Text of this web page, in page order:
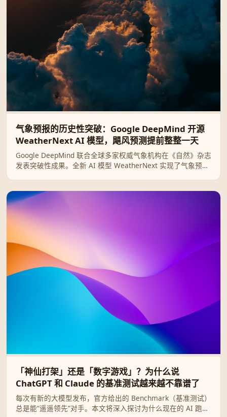
气象预报的历史性突破：Google DeepMind 开源
WeatherNext AI 模型，飓风预测提前整整一天
Google DeepMind 联合全球多家权威气象机构在《自然》杂志
发表突破性成果。全新 AI 模型 WeatherNext 实现了气象预报
已全面开源。
「神仙打架」还是「数字游戏」？为什么说
ChatGPT 和 Claude 的基准测试越来越不靠谱了
每次有新的大模型发布，官方给出的 Benchmark（基准测试）
总是能“遥遥领先”对手。本文将深入探讨为什么现在的 AI 跑分